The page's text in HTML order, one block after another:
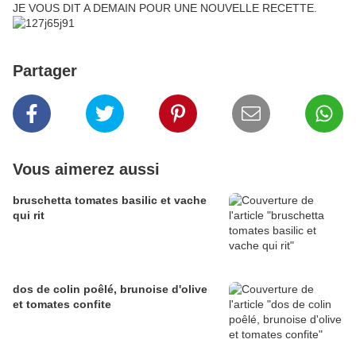
JE VOUS DIT A DEMAIN POUR UNE NOUVELLE RECETTE.
Partager
Vous aimerez aussi
bruschetta tomates basilic et vache
qui rit
dos de colin poêlé, brunoise d'olive
et tomates confite